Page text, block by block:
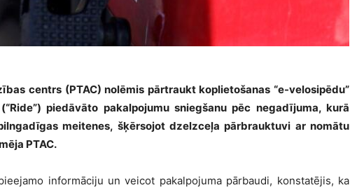
centrs (PTAC) nolēmis pārtraukt koplietošanas “e-velosipēdu”
piedāvāto pakalpojumu sniegšanu pēc negadījuma, kurā
meitenes, šķērsojot dzelzceļa pārbrauktuvi ar nomātu
PTAC.
informāciju un veicot pakalpojuma pārbaudi, konstatējis, ka